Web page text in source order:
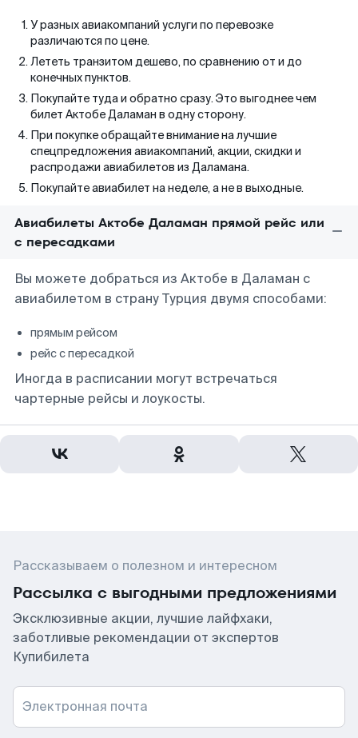
У разных авиакомпаний услуги по перевозке
различаются по цене.
Лететь транзитом дешево, по сравнению от и до
конечных пунктов.
Покупайте туда и обратно сразу. Это выгоднее чем
билет Актобе Даламан в одну сторону.
При покупке обращайте внимание на лучшие
спецпредложения авиакомпаний, акции, скидки и
распродажи авиабилетов из Даламана.
Покупайте авиабилет на неделе, а не в выходные.
Авиабилеты Актобе Даламан прямой рейс или
с пересадками
Вы можете добраться из Актобе в Даламан с
авиабилетом в страну Турция двумя способами:
прямым рейсом
рейс с пересадкой
Иногда в расписании могут встречаться
чартерные рейсы и лоукосты.
Рассказываем о полезном и интересном
Рассылка с выгодными предложениями
Эксклюзивные акции, лучшие лайфхаки,
заботливые рекомендации от экспертов
Купибилета
Электронная почта